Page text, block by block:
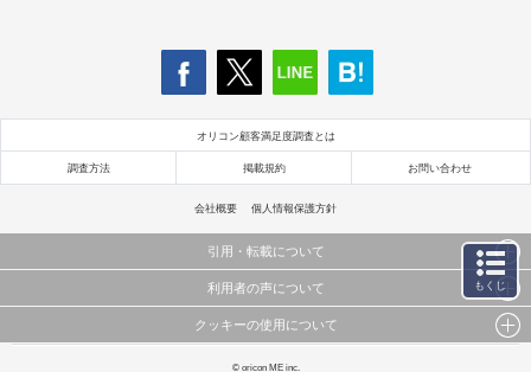
オリコン顧客満足度調査とは
調査方法 掲載規約 お問い合わせ
会社概要 個人情報保護方針
引用・転載について
当サイトで公開されている情報（文字、写真、イラスト、画像データ等）及びこれらの配置・
これらの情報を権利者の許可なく無断転載・複製などの二次利用を行うことは固く禁じており
利用者の声について
当サイトに掲載している内容はすべてサービスの利用者が提出された見解・感想です。
クッキーの使用について
このサイトでは Cookie を使用して、ユーザーに合わせたコンテンツや広告の表示、ソーシャル
© oricon ME inc.
もくじ